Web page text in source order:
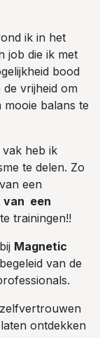
ik in het
job die ik met
bood
vrijheid om
mooie balans te
heb ik
te delen. Zo
een
van een
trainingen!!
Magnetic
van de
ontdekken